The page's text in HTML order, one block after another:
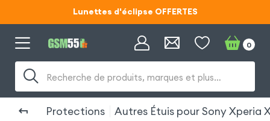
Lunettes d'éclipse OFFERTES
Code ECLIPSE55
Code ECLIPSE55
Recherche de produits, marques et plus…
0
Protections Autres Étuis pour Sony Xperia